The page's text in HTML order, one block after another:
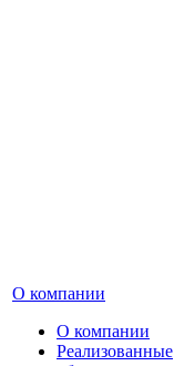
О компании
О компании
Реализованные